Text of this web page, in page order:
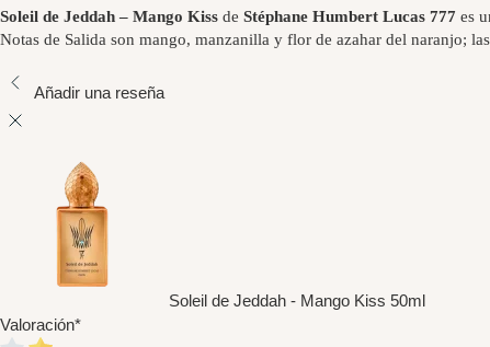
Soleil de Jeddah – Mango Kiss de Stéphane Humbert Lucas 777 es
Notas de Salida son mango, manzanilla y flor de azahar del naranjo;
Añadir una reseña
Soleil de Jeddah - Mango Kiss 50ml
Valoración*